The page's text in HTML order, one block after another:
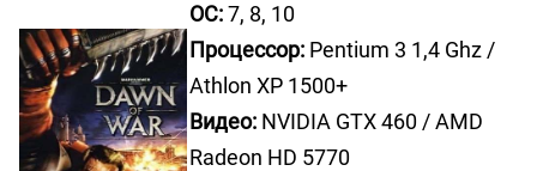
ОС:7, 8, 10
Процессор: Pentium 3 1,4 Ghz /
Athlon ХР 1500+
Видео: NVIDIA GTX 460 / AMD
Radeon HD 5770